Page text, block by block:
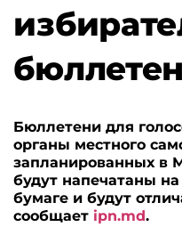
Бюллетени для
органы местного
запланированных в
будут напечатаны
бумаге и будут
сообщает ipn.md.